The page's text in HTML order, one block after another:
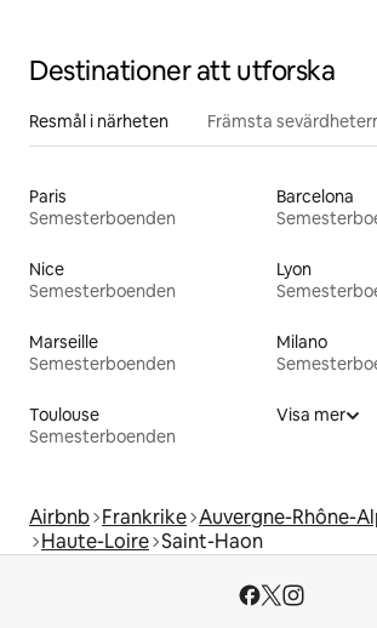
Destinationer att utforska
Resmål i närheten Främsta
Paris
Semesterboenden
Barcelona
Nice
Semesterboenden
Lyon
Marseille
Semesterboenden
Milano
Toulouse
Semesterboenden
Visa mer
Airbnb Frankrike Auvergne-Rhône-
Haute-Loire Saint-Haon